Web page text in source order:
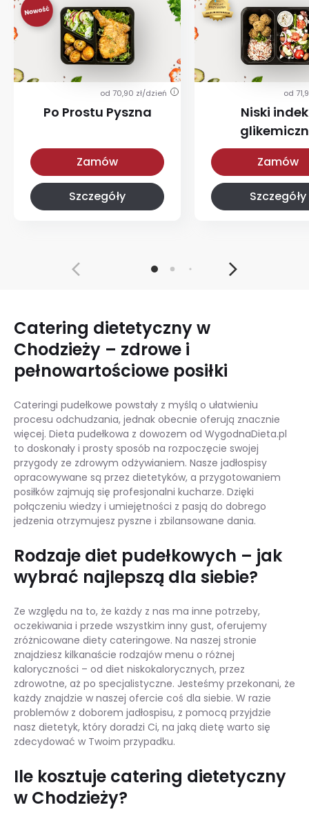
od 70,90 zł/dzień i
Po Prostu Pyszna
Zamów
Szczegóły
od
Niski
Zamów
Szczegóły
Catering dietetyczny w
Chodzieży – zdrowe i
pełnowartościowe posiłki
Cateringi pudełkowe powstały z myślą o ułatwieniu
procesu odchudzania, jednak obecnie oferują znacznie
więcej. Dieta pudełkowa z dowozem od WygodnaDieta.pl
to doskonały i prosty sposób na rozpoczęcie swojej
przygody ze zdrowym odżywianiem. Nasze jadłospisy
opracowywane są przez dietetyków, a przygotowaniem
posiłków zajmują się profesjonalni kucharze. Dzięki
połączeniu wiedzy i umiejętności z pasją do dobrego
jedzenia otrzymujesz pyszne i zbilansowane dania.
Rodzaje diet pudełkowych – jak
wybrać najlepszą dla siebie?
Ze względu na to, że każdy z nas ma inne potrzeby,
oczekiwania i przede wszystkim inny gust, oferujemy
zróżnicowane diety cateringowe. Na naszej stronie
znajdziesz kilkanaście rodzajów menu o różnej
kaloryczności – od diet niskokalorycznych, przez
zdrowotne, aż po specjalistyczne. Jesteśmy przekonani, że
każdy znajdzie w naszej ofercie coś dla siebie. W razie
problemów z doborem jadłospisu, z pomocą przyjdzie
nasz dietetyk, który doradzi Ci, na jaką dietę warto się
zdecydować w Twoim przypadku.
Ile kosztuje catering dietetyczny
w Chodzieży?